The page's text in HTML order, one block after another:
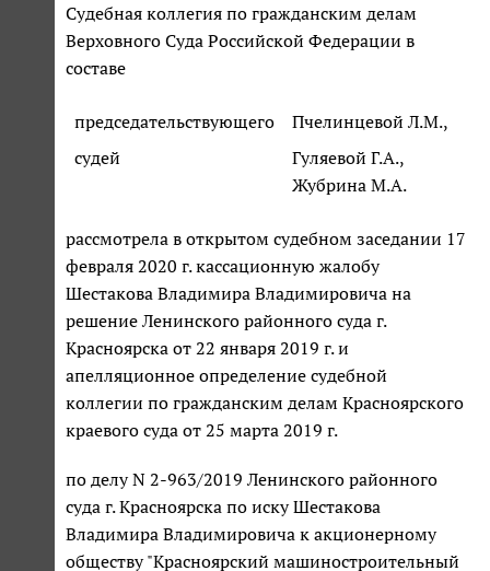
Судебная коллегия по гражданским делам
Верховного Суда Российской Федерации в
составе
председательствующего
Пчелинцевой Л.М.,
судей
Гуляевой Г.А.,
Жубрина М.А.
рассмотрела в открытом судебном заседании 17
февраля 2020 г. кассационную жалобу
Шестакова Владимира Владимировича на
решение Ленинского районного суда г.
Красноярска от 22 января 2019 г. и
апелляционное определение судебной
коллегии по гражданским делам Красноярского
краевого суда от 25 марта 2019 г.
по делу N 2-963/2019 Ленинского районного
суда г. Красноярска по иску Шестакова
Владимира Владимировича к акционерному
обществу "Красноярский машиностроительный